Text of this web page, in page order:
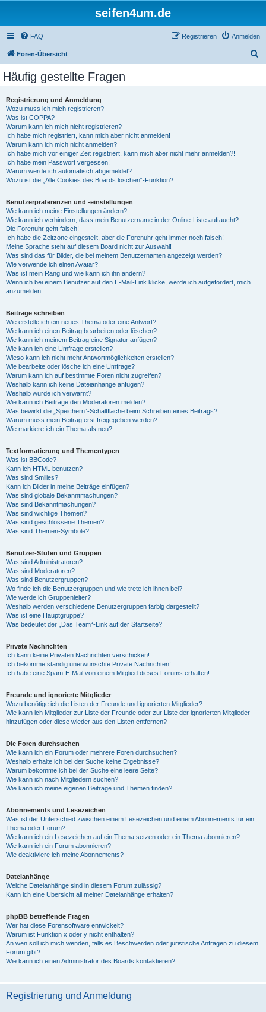
seifen4um.de
FAQ Anmelden
Registrieren
Foren-Übersicht
Häufig gestellte Fragen
Registrierung und Anmeldung
Wozu muss ich mich registrieren?
Was ist COPPA?
Warum kann ich mich nicht registrieren?
Ich habe mich registriert, kann mich aber nicht anmelden!
Warum kann ich mich nicht anmelden?
Ich habe mich vor einiger Zeit registriert, kann mich aber nicht mehr anmelden?!
Ich habe mein Passwort vergessen!
Warum werde ich automatisch abgemeldet?
Wozu ist die „Alle Cookies des Boards löschen“-Funktion?
Benutzerpräferenzen und -einstellungen
Wie kann ich meine Einstellungen ändern?
Wie kann ich verhindern, dass mein Benutzername in der Online-Liste auftaucht?
Die Forenuhr geht falsch!
Ich habe die Zeitzone eingestellt, aber die Forenuhr geht immer noch falsch!
Meine Sprache steht auf diesem Board nicht zur Auswahl!
Was sind das für Bilder, die bei meinem Benutzernamen angezeigt werden?
Wie verwende ich einen Avatar?
Was ist mein Rang und wie kann ich ihn ändern?
Wenn ich bei einem Benutzer auf den E-Mail-Link klicke, werde ich aufgefordert, mich
anzumelden.
Beiträge schreiben
Wie erstelle ich ein neues Thema oder eine Antwort?
Wie kann ich einen Beitrag bearbeiten oder löschen?
Wie kann ich meinem Beitrag eine Signatur anfügen?
Wie kann ich eine Umfrage erstellen?
Wieso kann ich nicht mehr Antwortmöglichkeiten erstellen?
Wie bearbeite oder lösche ich eine Umfrage?
Warum kann ich auf bestimmte Foren nicht zugreifen?
Weshalb kann ich keine Dateianhänge anfügen?
Weshalb wurde ich verwarnt?
Wie kann ich Beiträge den Moderatoren melden?
Was bewirkt die „Speichern“-Schaltfläche beim Schreiben eines Beitrags?
Warum muss mein Beitrag erst freigegeben werden?
Wie markiere ich ein Thema als neu?
Textformatierung und Thementypen
Was ist BBCode?
Kann ich HTML benutzen?
Was sind Smilies?
Kann ich Bilder in meine Beiträge einfügen?
Was sind globale Bekanntmachungen?
Was sind Bekanntmachungen?
Was sind wichtige Themen?
Was sind geschlossene Themen?
Was sind Themen-Symbole?
Benutzer-Stufen und Gruppen
Was sind Administratoren?
Was sind Moderatoren?
Was sind Benutzergruppen?
Wo finde ich die Benutzergruppen und wie trete ich ihnen bei?
Wie werde ich Gruppenleiter?
Weshalb werden verschiedene Benutzergruppen farbig dargestellt?
Was ist eine Hauptgruppe?
Was bedeutet der „Das Team“-Link auf der Startseite?
Private Nachrichten
Ich kann keine Privaten Nachrichten verschicken!
Ich bekomme ständig unerwünschte Private Nachrichten!
Ich habe eine Spam-E-Mail von einem Mitglied dieses Forums erhalten!
Freunde und ignorierte Mitglieder
Wozu benötige ich die Listen der Freunde und ignorierten Mitglieder?
Wie kann ich Mitglieder zur Liste der Freunde oder zur Liste der ignorierten Mitglieder
hinzufügen oder diese wieder aus den Listen entfernen?
Die Foren durchsuchen
Wie kann ich ein Forum oder mehrere Foren durchsuchen?
Weshalb erhalte ich bei der Suche keine Ergebnisse?
Warum bekomme ich bei der Suche eine leere Seite?
Wie kann ich nach Mitgliedern suchen?
Wie kann ich meine eigenen Beiträge und Themen finden?
Abonnements und Lesezeichen
Was ist der Unterschied zwischen einem Lesezeichen und einem Abonnements für ein
Thema oder Forum?
Wie kann ich ein Lesezeichen auf ein Thema setzen oder ein Thema abonnieren?
Wie kann ich ein Forum abonnieren?
Wie deaktiviere ich meine Abonnements?
Dateianhänge
Welche Dateianhänge sind in diesem Forum zulässig?
Kann ich eine Übersicht all meiner Dateianhänge erhalten?
phpBB betreffende Fragen
Wer hat diese Forensoftware entwickelt?
Warum ist Funktion x oder y nicht enthalten?
An wen soll ich mich wenden, falls es Beschwerden oder juristische Anfragen zu diesem
Forum gibt?
Wie kann ich einen Administrator des Boards kontaktieren?
Registrierung und Anmeldung